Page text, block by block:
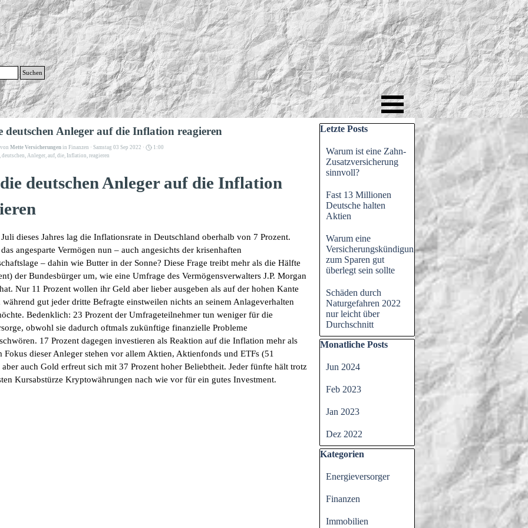
Suchen
Menü überspringen
deutschen Anleger auf die Inflation reagieren
Mette Versicherungen in Finanzen · Samstag 03 Sep 2022 ·
1:00
, deutschen, Anleger, auf, die, Inflation, reagieren
deutschen Anleger auf die Inflation
dieses Jahres lag die Inflationsrate in Deutschland oberhalb von 7 Prozent.
angesparte Vermögen nun – auch angesichts der krisenhaften
– dahin wie Butter in der Sonne? Diese Frage treibt mehr als die Hälfte
der Bundesbürger um, wie eine Umfrage des Vermögensverwalters J.P. Morgan
Nur 11 Prozent wollen ihr Geld aber lieber ausgeben als auf der hohen Kante
während gut jeder dritte Befragte einstweilen nichts an seinem Anlageverhalten
Bedenklich: 23 Prozent der Umfrageteilnehmer tun weniger für die
obwohl sie dadurch oftmals zukünftige finanzielle Probleme
17 Prozent dagegen investieren als Reaktion auf die Inflation mehr als
Fokus dieser Anleger stehen vor allem Aktien, Aktienfonds und ETFs (51
aber auch Gold erfreut sich mit 37 Prozent hoher Beliebtheit. Jeder fünfte hält trotz
Kursabstürze Kryptowährungen nach wie vor für ein gutes Investment.
Block überspringen Letzte Posts
Letzte Posts
Warum ist eine Zahn-
Zusatzversicherung
sinnvoll?
Fast 13 Millionen
Deutsche halten
Aktien
Warum eine
Versicherungskündigung
zum Sparen gut
überlegt sein sollte
Schäden durch
Naturgefahren 2022
nur leicht über
Durchschnitt
Block überspringen Monatliche Posts
Monatliche Posts
Jun 2024
Feb 2023
Jan 2023
Dez 2022
Block überspringen Kategorien
Kategorien
Energieversorger
Finanzen
Immobilien